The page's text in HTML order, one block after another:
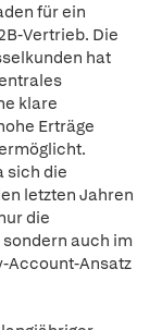
für ein
Vertrieb. Die
hat
klare
Erträge
sich die
letzten Jahren
die
auch im
Account-Ansatz